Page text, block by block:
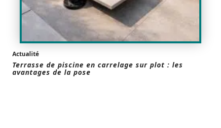
Actualité
Terrasse de piscine en carrelage sur plot : les
avantages de la pose